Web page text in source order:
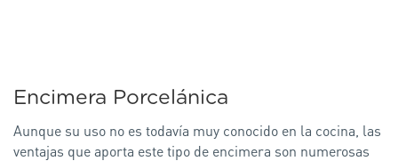
Encimera Porcelánica
Aunque su uso no es todavía muy conocido en la cocina, las
ventajas que aporta este tipo de encimera son numerosas